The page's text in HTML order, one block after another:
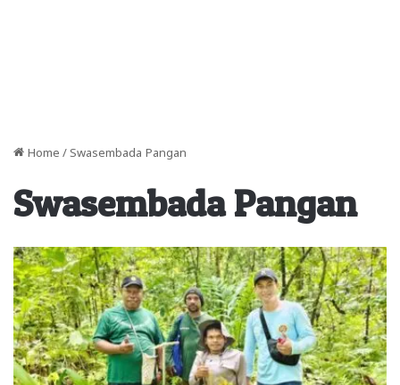
Home / Swasembada Pangan
Swasembada Pangan